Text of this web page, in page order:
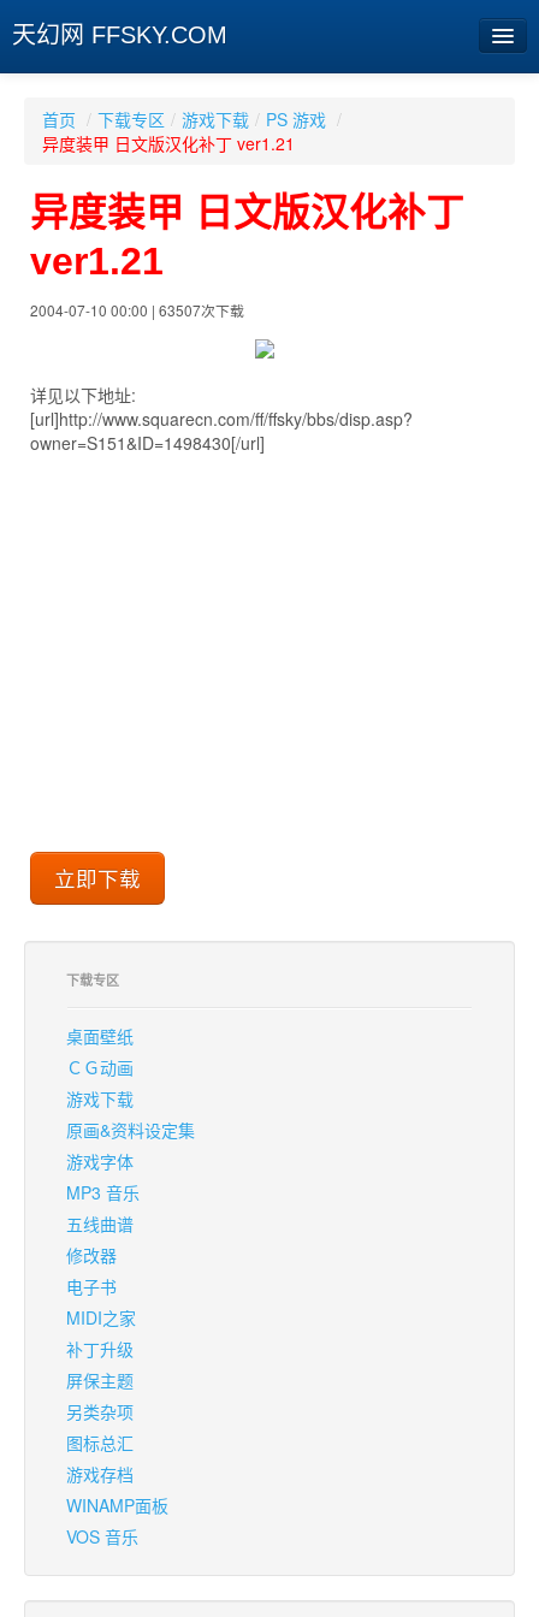
天幻网 FFSKY.COM
周边
娱乐
专题
社区
旧版临时
首页 / 下载专区 / 游戏下载 / PS 游戏 /
异度装甲 日文版汉化补丁 ver1.21
异度装甲 日文版汉化补丁
ver1.21
2004-07-10 00:00 | 63507次下载
详见以下地址:
[url]http://www.squarecn.com/ff/ffsky/bbs/disp.asp?
owner=S151&ID=1498430[/url]
下载专区
桌面壁纸
ＣＧ动画
游戏下载
原画&资料设定集
游戏字体
MP3 音乐
五线曲谱
修改器
电子书
MIDI之家
补丁升级
屏保主题
另类杂项
图标总汇
游戏存档
WINAMP面板
VOS 音乐